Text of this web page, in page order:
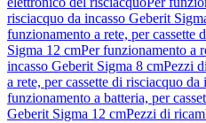
risciacquo da incasso Geberit
funzionamento a rete, per cassette
Sigma 12 cmPer funzionamento a
incasso Geberit Sigma 8 cmPezzi
a rete, per cassette di risciacquo
funzionamento a batteria, per
Geberit Sigma 12 cmPezzi di